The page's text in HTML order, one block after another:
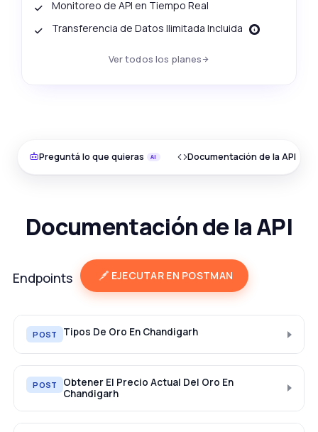
Monitoreo de API en Tiempo Real
Transferencia de Datos Ilimitada Incluida
Ver todos los planes
Preguntá lo que quieras Documentación de la API
Documentación de la API
Endpoints EJECUTAR EN POSTMAN
POST Tipos De Oro En Chandigarh
POST
Obtener El Precio Actual Del Oro En
Chandigarh